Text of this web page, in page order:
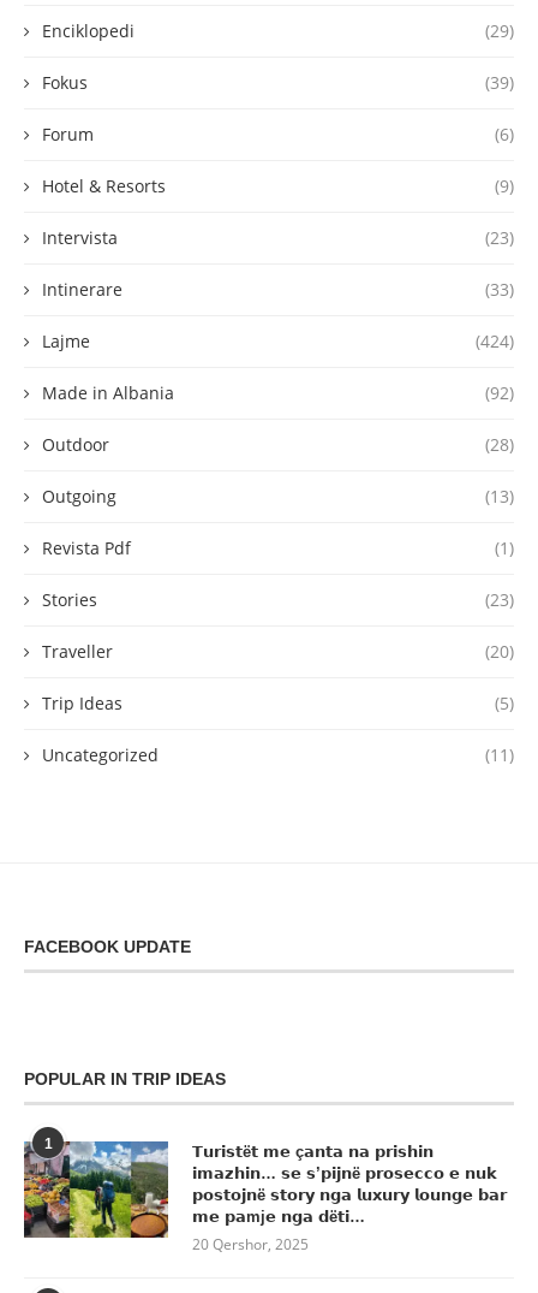
Enciklopedi (29)
Fokus (39)
Forum (6)
Hotel & Resorts (9)
Intervista (23)
Intinerare (33)
Lajme (424)
Made in Albania (92)
Outdoor (28)
Outgoing (13)
Revista Pdf (1)
Stories (23)
Traveller (20)
Trip Ideas (5)
Uncategorized (11)
FACEBOOK UPDATE
POPULAR IN TRIP IDEAS
1
𝗧𝘂𝗿𝗶𝘀𝘁ë𝘁 𝗺𝗲 ç𝗮𝗻𝘁𝗮 𝗻𝗮 𝗽𝗿𝗶𝘀𝗵𝗶𝗻
𝗶𝗺𝗮𝘇𝗵𝗶𝗻… 𝘀𝗲 𝘀’𝗽𝗶𝗷𝗻ë 𝗽𝗿𝗼𝘀𝗲𝗰𝗰𝗼 𝗲 𝗻𝘂𝗸
𝗽𝗼𝘀𝘁𝗼𝗷𝗻ë 𝘀𝘁𝗼𝗿𝘆 𝗻𝗴𝗮 𝗹𝘂𝘅𝘂𝗿𝘆 𝗹𝗼𝘂𝗻𝗴𝗲 𝗯𝗮𝗿
𝗺𝗲 𝗽𝗮mj𝗲 𝗻𝗴𝗮 𝗱ë𝘁𝗶…
20 Qershor, 2025